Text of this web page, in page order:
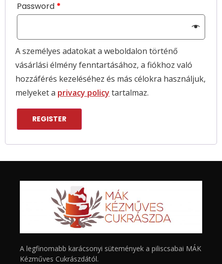
Password *
A személyes adatokat a weboldalon történő
vásárlási élmény fenntartásához, a fiókhoz való
hozzáférés kezeléséhez és más célokra használjuk,
melyeket a privacy policy tartalmaz.
REGISTER
A legfinomabb karácsonyi sütemények a piliscsabai MÁK
Kézműves Cukrászdától.